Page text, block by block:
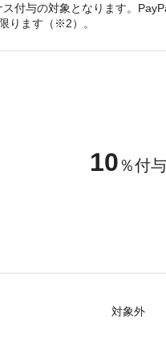
付与の対象となります。
ります（※2）。
10 ％付与
対象外